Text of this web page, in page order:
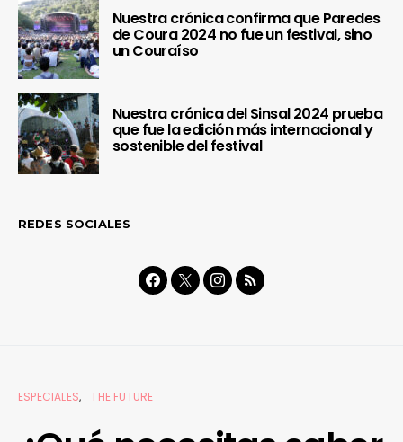
Nuestra crónica confirma que Paredes
de Coura 2024 no fue un festival, sino
un Couraíso
Nuestra crónica del Sinsal 2024 prueba
que fue la edición más internacional y
sostenible del festival
REDES SOCIALES
ESPECIALES THE FUTURE